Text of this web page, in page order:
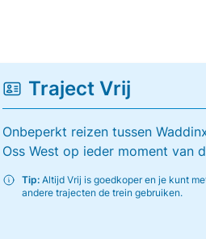
Traject Vrij
Onbeperkt reizen tussen
Oss West op ieder moment van
Tip:Altijd Vrij is goedkoper en je kunt
andere trajecten de trein gebruiken.